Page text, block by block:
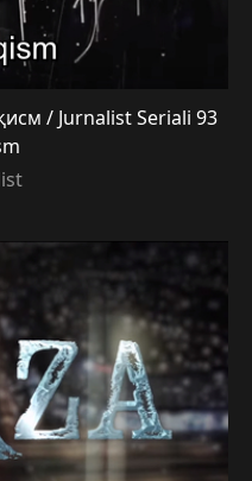
/ Jurnalist Seriali 93